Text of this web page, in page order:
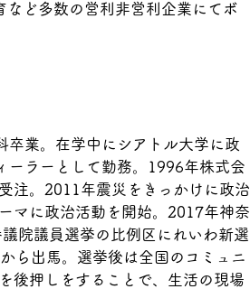
ど多数の営利非営利企業にてボ
業。在学中にシアトル大学に政
ーラーとして勤務。1996年株式会
注。2011年震災をきっかけに政治
マに政治活動を開始。2017年神奈
院議員選挙の比例区にれいわ新選
ら出馬。選挙後は全国のコミュニ
後押しをすることで、生活の現場